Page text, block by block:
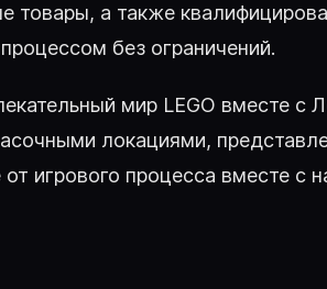
товары, а также
без ограничений.
мир LEGO вместе
локациями,
игрового процесса вместе с